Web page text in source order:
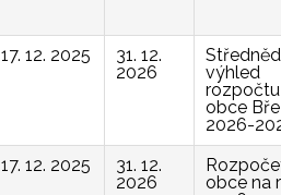
17. 12. 2025
31. 12.
2026
výhled
rozpočtu
obce
2026-
17. 12. 2025
31. 12.
2026
obce na